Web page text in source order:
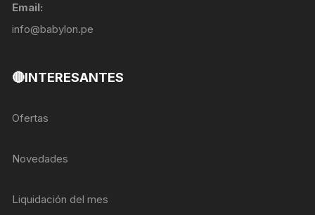
Email:
info@babylon.pe
🔴INTERESANTES
Ofertas
Novedades
Liquidación del mes